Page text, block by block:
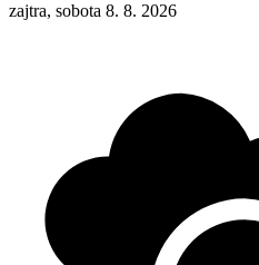
zajtra, sobota 8. 8. 2026